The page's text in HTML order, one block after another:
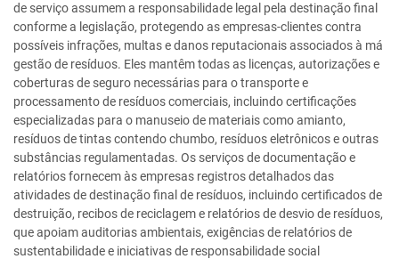
de serviço assumem a responsabilidade legal pela destinação final
conforme a legislação, protegendo as empresas-clientes contra
possíveis infrações, multas e danos reputacionais associados à má
gestão de resíduos. Eles mantêm todas as licenças, autorizações e
coberturas de seguro necessárias para o transporte e
processamento de resíduos comerciais, incluindo certificações
especializadas para o manuseio de materiais como amianto,
resíduos de tintas contendo chumbo, resíduos eletrônicos e outras
substâncias regulamentadas. Os serviços de documentação e
relatórios fornecem às empresas registros detalhados das
atividades de destinação final de resíduos, incluindo certificados de
destruição, recibos de reciclagem e relatórios de desvio de resíduos,
que apoiam auditorias ambientais, exigências de relatórios de
sustentabilidade e iniciativas de responsabilidade social